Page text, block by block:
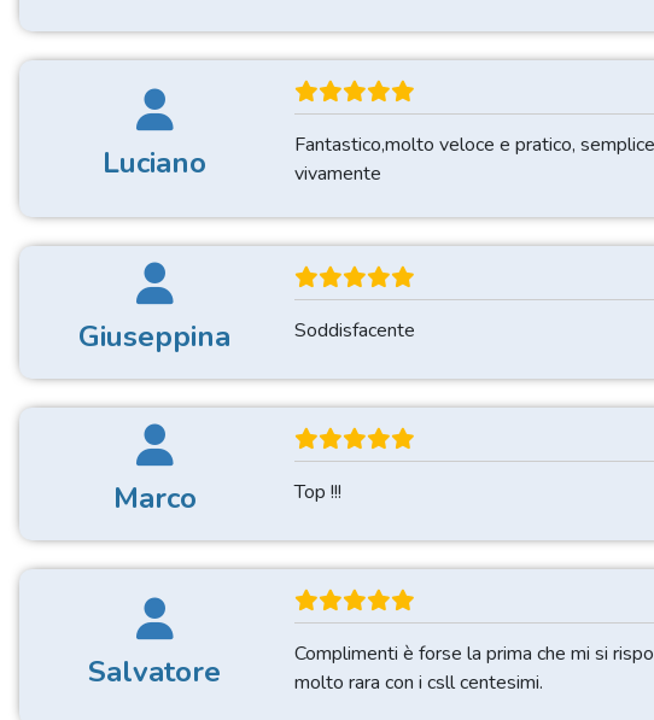
Luciano
Fantastico,molto veloce e pratico,
vivamente
Giuseppina Soddisfacente
Marco Top !!!
Salvatore
Complimenti è forse la prima che mi si
molto rara con i csll centesimi.